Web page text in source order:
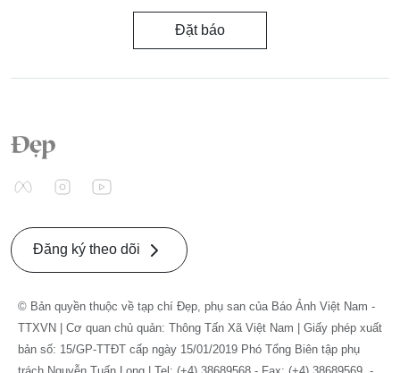
Đặt báo
Đăng ký theo dõi
© Bản quyền thuộc về tạp chí Đẹp, phụ san của Báo Ảnh Việt Nam -
TTXVN | Cơ quan chủ quản: Thông Tấn Xã Việt Nam | Giấy phép xuất
bản số: 15/GP-TTĐT cấp ngày 15/01/2019 Phó Tổng Biên tập phụ